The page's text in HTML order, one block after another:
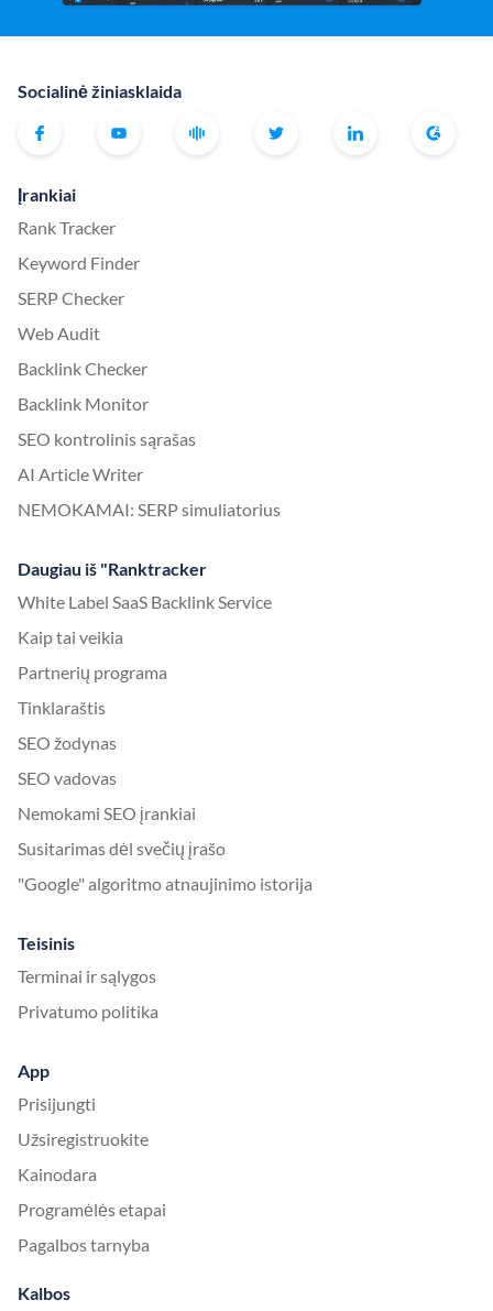
Socialinė žiniasklaida
Įrankiai
Rank Tracker
Keyword Finder
SERP Checker
Web Audit
Backlink Checker
Backlink Monitor
SEO kontrolinis sąrašas
AI Article Writer
NEMOKAMAI: SERP simuliatorius
Daugiau iš "Ranktracker
White Label SaaS Backlink Service
Kaip tai veikia
Partnerių programa
Tinklaraštis
SEO žodynas
SEO vadovas
Nemokami SEO įrankiai
Susitarimas dėl svečių įrašo
"Google" algoritmo atnaujinimo istorija
Teisinis
Terminai ir sąlygos
Privatumo politika
App
Prisijungti
Užsiregistruokite
Kainodara
Programėlės etapai
Pagalbos tarnyba
Kalbos